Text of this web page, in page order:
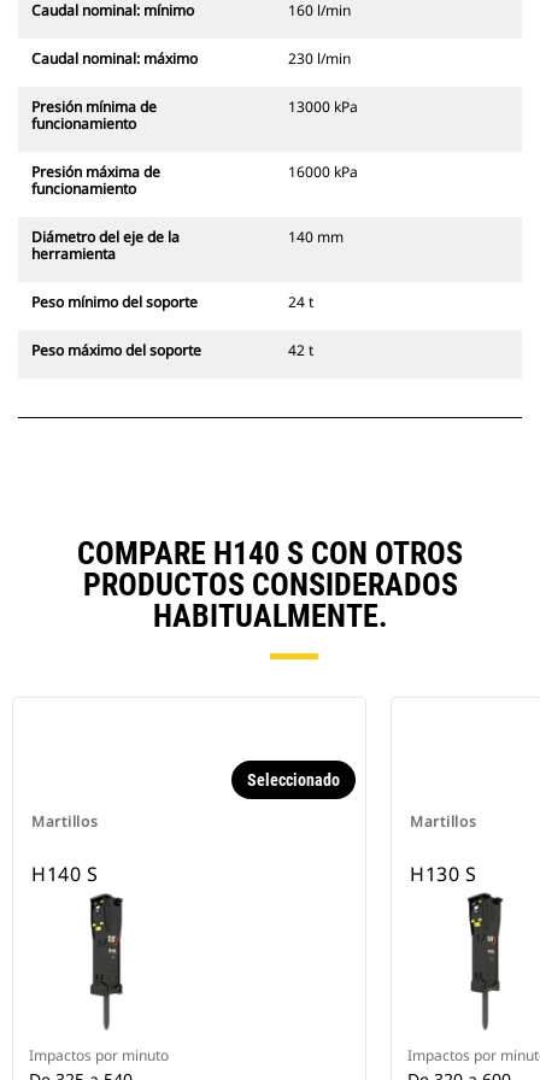
Caudal nominal: mínimo 160 l/min
Caudal nominal: máximo 230 l/min
Presión mínima de
funcionamiento
13000 kPa
Presión máxima de
funcionamiento
16000 kPa
Diámetro del eje de la
herramienta
140 mm
Peso mínimo del soporte 24 t
Peso máximo del soporte 42 t
COMPARE H140 S CON OTROS
PRODUCTOS CONSIDERADOS
HABITUALMENTE.
Martillos
Seleccionado
H140 S
Impactos por minuto
Martillos
H130 S
Impactos por